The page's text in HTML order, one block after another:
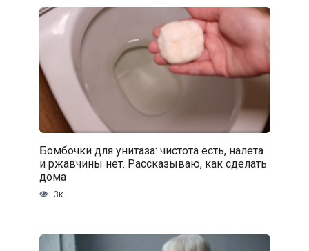
Бомбочки для унитаза: чистота есть, налета
и ржавчины нет. Рассказываю, как сделать
дома
3к.